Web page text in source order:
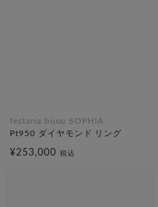
festaria bijou SOPHIA
Pt950 ダイヤモンド リング
¥253,000 税込